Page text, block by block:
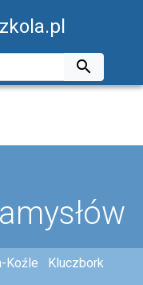

Koźle
Kluczbork